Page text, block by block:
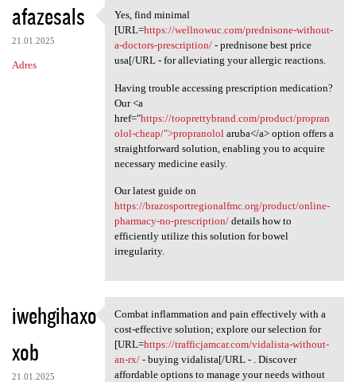
afazesals
21.01.2025
Adres
Yes, find minimal [URL=https:
Yes, find minimal
[URL=https://wellnowuc.com/prednisone-without-
a-doctors-prescription/- prednisone best price
usa[/URL - for alleviating your allergic reactions.
Having trouble accessing prescription medication?
Our <a
href="https://tooprettybrand.com/product/propran
olol-cheap/">propranolol aruba</a> option offers a
straightforward solution, enabling you to acquire
necessary medicine easily.
Our latest guide on
https://brazosportregionalfmc.org/product/online-
pharmacy-no-prescription/details how to
efficiently utilize this solution for bowel
irregularity.
iwehgihaxo
xob
21.01.2025
Combat inflammation and pain
Combat inflammation and pain effectively with a
cost-effective solution; explore our selection for
[URL=https://trafficjamcar.com/vidalista-without-
an-rx/- buying vidalista[/URL - . Discover
affordable options to manage your needs without